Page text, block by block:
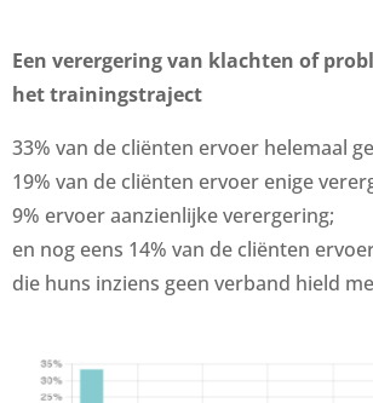
Een verergering van klachten of
het trainingstraject
33% van de cliënten ervoer helemaal
19% van de cliënten ervoer enige
9% ervoer aanzienlijke verergering;
en nog eens 14% van de cliënten
die huns inziens geen verband hield